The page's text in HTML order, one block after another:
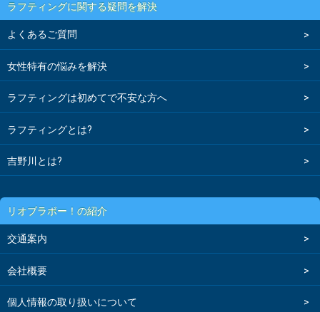
ラフティングに関する疑問を解決
よくあるご質問
女性特有の悩みを解決
ラフティングは初めてで不安な方へ
ラフティングとは?
吉野川とは?
リオブラボー！の紹介
交通案内
会社概要
個人情報の取り扱いについて